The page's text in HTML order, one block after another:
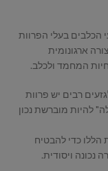
הכלבים בעלי הפרוות
ארגונומית
המחמד ולכלב.
רבים יש פרוות
להיות מוברשת נכון
כדי להבטיח
נכונה ויסודית.